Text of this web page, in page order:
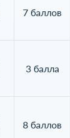
7 баллов
3 балла
8 баллов